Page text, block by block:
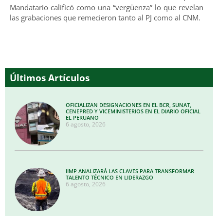
Mandatario calificó como una “vergüenza” lo que revelan
las grabaciones que remecieron tanto al PJ como al CNM.
Últimos Artículos
OFICIALIZAN DESIGNACIONES EN EL BCR, SUNAT,
CENEPRED Y VICEMINISTERIOS EN EL DIARIO OFICIAL
EL PERUANO
6 agosto, 2026
IIMP ANALIZARÁ LAS CLAVES PARA TRANSFORMAR
TALENTO TÉCNICO EN LIDERAZGO
6 agosto, 2026